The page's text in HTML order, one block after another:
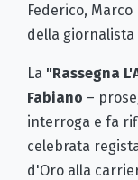
Federico,
della giornalista
La "Rassegna
Fabiano –
interroga e fa
celebrata
d'Oro alla